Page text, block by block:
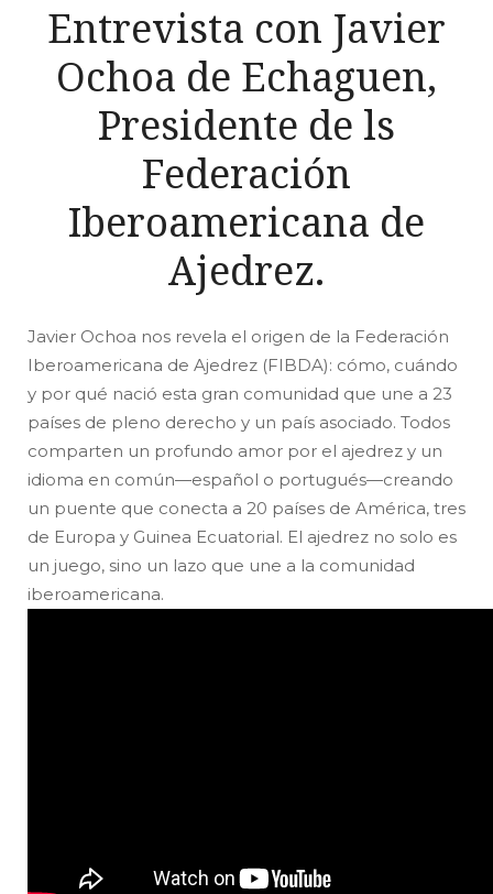
Entrevista con Javier
Ochoa de Echaguen,
Presidente de ls
Federación
Iberoamericana de
Ajedrez.
Javier Ochoa nos revela el origen de la Federación
Iberoamericana de Ajedrez (FIBDA): cómo, cuándo
y por qué nació esta gran comunidad que une a 23
países de pleno derecho y un país asociado. Todos
comparten un profundo amor por el ajedrez y un
idioma en común—español o portugués—creando
un puente que conecta a 20 países de América, tres
de Europa y Guinea Ecuatorial. El ajedrez no solo es
un juego, sino un lazo que une a la comunidad
iberoamericana.